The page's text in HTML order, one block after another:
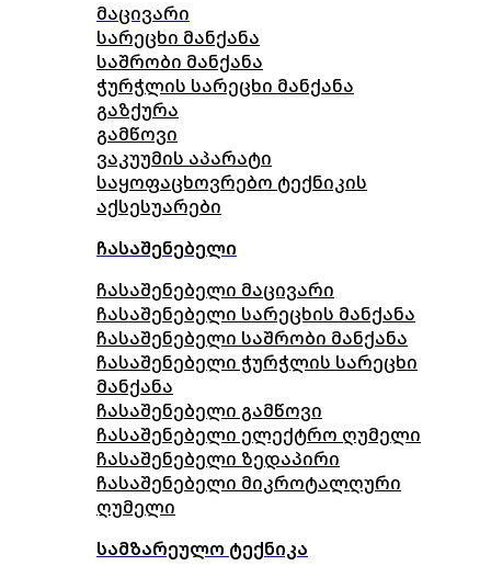
მაცივარი
სარეცხი მანქანა
საშრობი მანქანა
ჭურჭლის სარეცხი მანქანა
გაზქურა
გამწოვი
ვაკუუმის აპარატი
საყოფაცხოვრებო ტექნიკის
აქსესუარები
ჩასაშენებელი
ჩასაშენებელი მაცივარი
ჩასაშენებელი სარეცხის მანქანა
ჩასაშენებელი საშრობი მანქანა
ჩასაშენებელი ჭურჭლის სარეცხი
მანქანა
ჩასაშენებელი გამწოვი
ჩასაშენებელი ელექტრო ღუმელი
ჩასაშენებელი ზედაპირი
ჩასაშენებელი მიკროტალღური
ღუმელი
სამზარეულო ტექნიკა